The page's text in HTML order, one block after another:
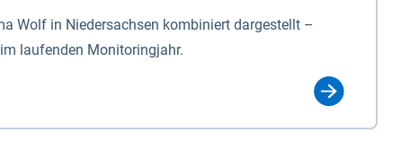
Wolf in Niedersachsen kombiniert dargestellt –
laufenden Monitoringjahr.